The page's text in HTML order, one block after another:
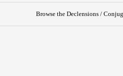
Browse the Declensions /